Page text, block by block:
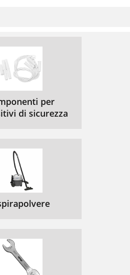
per
di sicurezza